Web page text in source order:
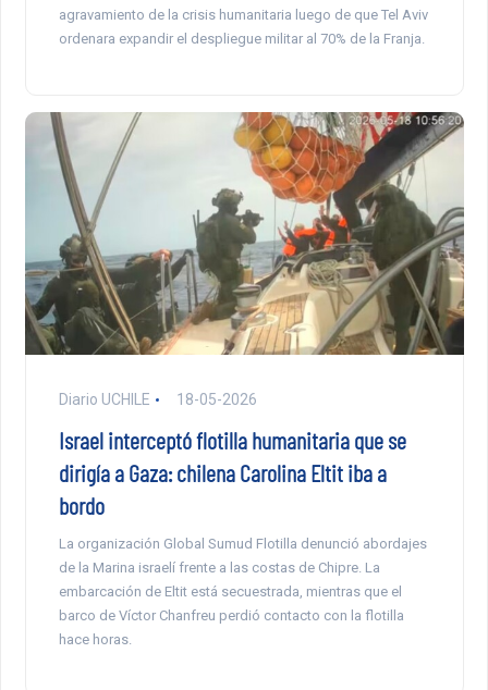
agravamiento de la crisis humanitaria luego de que Tel Aviv
ordenara expandir el despliegue militar al 70% de la Franja.
Diario UCHILE 18-05-2026
Israel interceptó flotilla humanitaria que se
dirigía a Gaza: chilena Carolina Eltit iba a
bordo
La organización Global Sumud Flotilla denunció abordajes
de la Marina israelí frente a las costas de Chipre. La
embarcación de Eltit está secuestrada, mientras que el
barco de Víctor Chanfreu perdió contacto con la flotilla
hace horas.